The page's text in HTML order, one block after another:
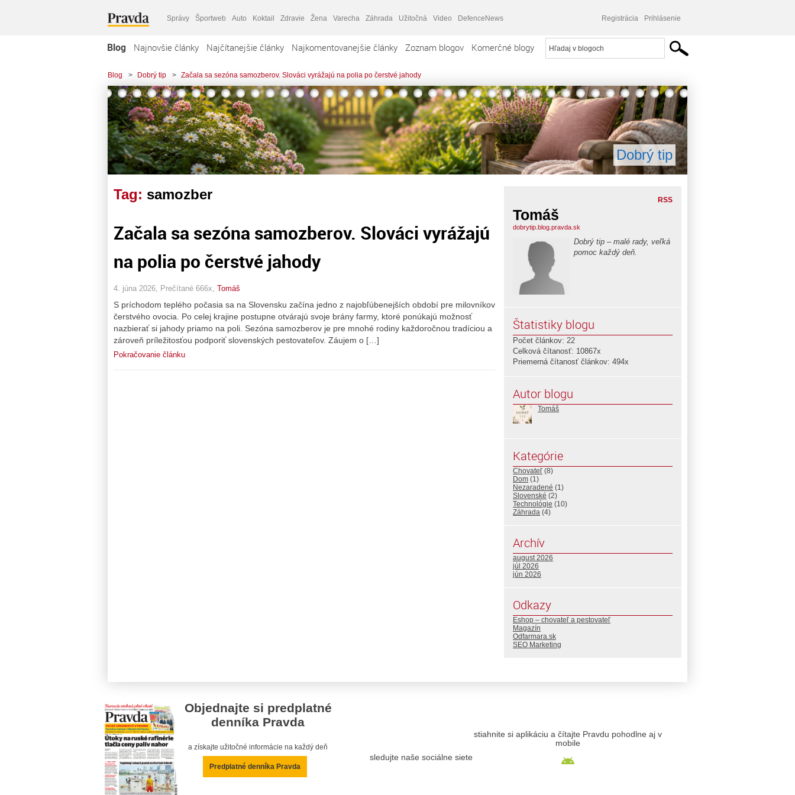
Správy Športweb Auto Koktail Zdravie Žena Varecha Záhrada Užitočná Video DefenceNews Registrácia Prihlásenie
Blog Najnovšie články Najčítanejšie články Najkomentovanejšie články Zoznam blogov Komerčné blogy
Blog > Dobrý tip > Začala sa sezóna samozberov. Slováci vyrážajú na polia po čerstvé jahody
Dobrý tip
Tag: samozber
Začala sa sezóna samozberov. Slováci vyrážajú
na polia po čerstvé jahody
4. júna 2026, Prečítané 666x, Tomáš
S príchodom teplého počasia sa na Slovensku začína jedno z najobľúbenejších období pre milovníkov
čerstvého ovocia. Po celej krajine postupne otvárajú svoje brány farmy, ktoré ponúkajú možnosť
nazbierať si jahody priamo na poli. Sezóna samozberov je pre mnohé rodiny každoročnou tradíciou a
zároveň príležitosťou podporiť slovenských pestovateľov. Záujem o […]
Pokračovanie článku
RSS
Tomáš
dobrytip.blog.pravda.sk
Dobrý tip – malé rady, veľká
pomoc každý deň.
Štatistiky blogu
Počet článkov: 22
Celková čítanosť: 10867x
Priemerná čítanosť článkov: 494x
Autor blogu
Tomáš
Kategórie
Chovateľ (8)
Dom (1)
Nezaradené (1)
Slovenské (2)
Technológie (10)
Záhrada (4)
Archív
august 2026
júl 2026
jún 2026
Odkazy
Eshop – chovateľ a pestovateľ
Magazín
Odfarmara.sk
SEO Marketing
Objednajte si predplatné
denníka Pravda
a získajte užitočné informácie na každý deň
Predplatné denníka Pravda
sledujte naše sociálne siete
stiahnite si aplikáciu a čítajte Pravdu pohodlne aj v
mobile